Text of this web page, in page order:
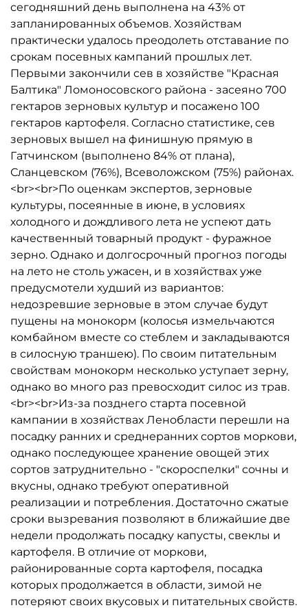
сегодняшний день выполнена на 43% от
запланированных объемов. Хозяйствам
практически удалось преодолеть отставание по
срокам посевных кампаний прошлых лет.
Первыми закончили сев в хозяйстве "Красная
Балтика" Ломоносовского района - засеяно 700
гектаров зерновых культур и посажено 100
гектаров картофеля. Согласно статистике, сев
зерновых вышел на финишную прямую в
Гатчинском (выполнено 84% от плана),
Сланцевском (76%), Всеволожском (75%) районах.
<br><br>По оценкам экспертов, зерновые
культуры, посеянные в июне, в условиях
холодного и дождливого лета не успеют дать
качественный товарный продукт - фуражное
зерно. Однако и долгосрочный прогноз погоды
на лето не столь ужасен, и в хозяйствах уже
предусмотели худший из вариантов:
недозревшие зерновые в этом случае будут
пущены на монокорм (колосья измельчаются
комбайном вместе со стеблем и закладываются
в силосную траншею). По своим питательным
свойствам монокорм несколько уступает зерну,
однако во много раз превосходит силос из трав.
<br><br>Из-за позднего старта посевной
кампании в хозяйствах Ленобласти перешли на
посадку ранних и среднеранних сортов моркови,
однако последующее хранение овощей этих
сортов затруднительно - "скороспелки" сочны и
вкусны, однако требуют оперативной
реализации и потребления. Достаточно сжатые
сроки вызревания позволяют в ближайшие две
недели продолжать посадку капусты, свеклы и
картофеля. В отличие от моркови,
районированные сорта картофеля, посадка
которых продолжается в области, зимой не
потеряют своих вкусовых и питательных свойств.